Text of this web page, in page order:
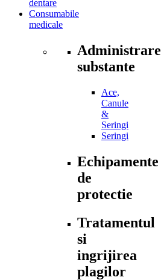
dentare
Consumabile
medicale
Administrare
substante
Ace,
Canule
&
Seringi
Seringi
Echipamente
de
protectie
Tratamentul
si
ingrijirea
plagilor